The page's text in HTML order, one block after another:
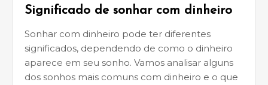
Significado de sonhar com dinheiro
Sonhar com dinheiro pode ter diferentes
significados, dependendo de como o dinheiro
aparece em seu sonho. Vamos analisar alguns
dos sonhos mais comuns com dinheiro e o que